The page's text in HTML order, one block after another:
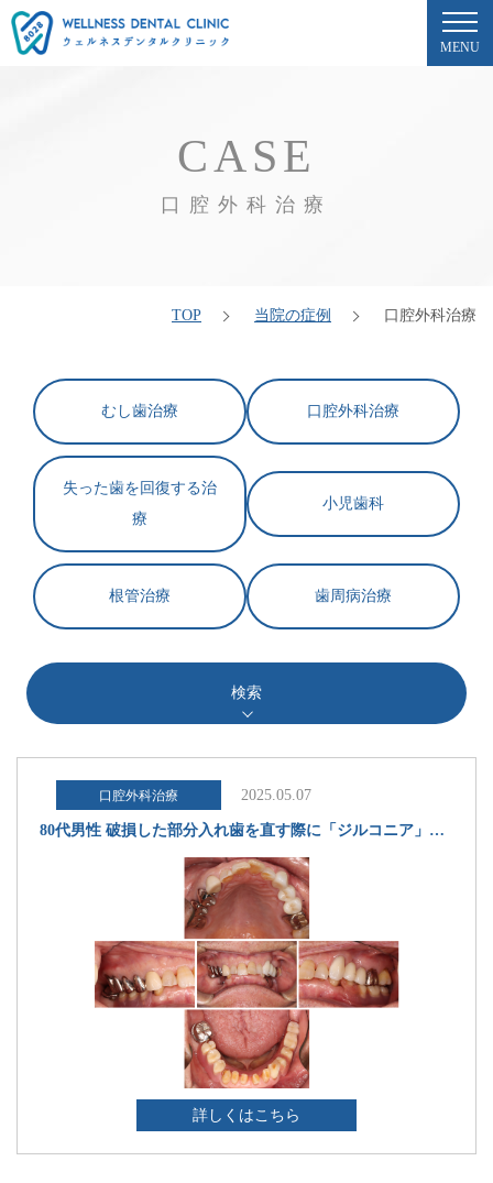
MENU
CASE
口腔外科治療
TOP 当院の症例 口腔外科治療
むし歯治療 口腔外科治療
失った歯を回復する治
療
小児歯科
根管治療 歯周病治療
検索
口腔外科治療 2025.05.07
80代男性 破損した部分入れ歯を直す際に「ジルコニア」の被せ物治療を併用して全体の噛み合わせを改善した症例
詳しくはこちら